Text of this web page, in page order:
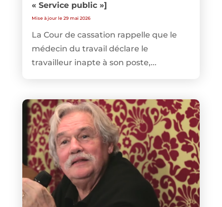
« Service public »]
Mise à jour le 29 mai 2026
La Cour de cassation rappelle que le
médecin du travail déclare le
travailleur inapte à son poste,...